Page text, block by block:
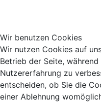
Wir benutzen Cookies
Wir nutzen Cookies auf
Betrieb der Seite,
Nutzererfahrung zu
entscheiden, ob Sie die
einer Ablehnung